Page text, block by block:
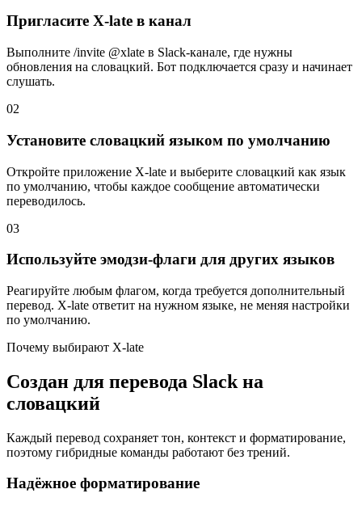
Пригласите X-late в канал
Выполните /invite @xlate в Slack-канале, где нужны
обновления на словацкий. Бот подключается сразу и начинает
слушать.
02
Установите словацкий языком по умолчанию
Откройте приложение X-late и выберите словацкий как язык
по умолчанию, чтобы каждое сообщение автоматически
переводилось.
03
Используйте эмодзи-флаги для других языков
Реагируйте любым флагом, когда требуется дополнительный
перевод. X-late ответит на нужном языке, не меняя настройки
по умолчанию.
Почему выбирают X-late
Создан для перевода Slack на
словацкий
Каждый перевод сохраняет тон, контекст и форматирование,
поэтому гибридные команды работают без трений.
Надёжное форматирование